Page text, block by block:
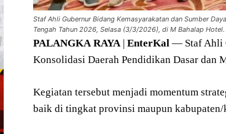
Staf Ahli Gubernur Bidang Kemasyarakatan dan Sumber
Tengah Tahun 2026, Selasa (3/3/2026), di M Bahalap Hotel.
PALANGKA RAYA | EnterKal — Staf Ahli
Konsolidasi Daerah Pendidikan Dasar dan
Kegiatan tersebut menjadi momentum
baik di tingkat provinsi maupun kabupaten/